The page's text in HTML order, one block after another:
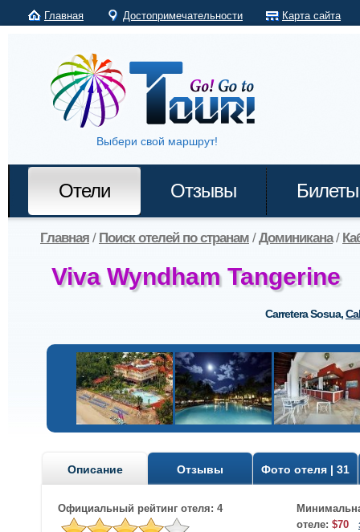
Главная Достопримечательности Карта сайта
Выбери свой маршрут!
Отели Отзывы Билеты
Главная / Поиск отелей по странам /Доминикана/
Viva Wyndham Tangerine
Carretera Sosua,
Описание Отзывы Фото отеля | 31
Официальный рейтинг отеля: 4
отеле: $70